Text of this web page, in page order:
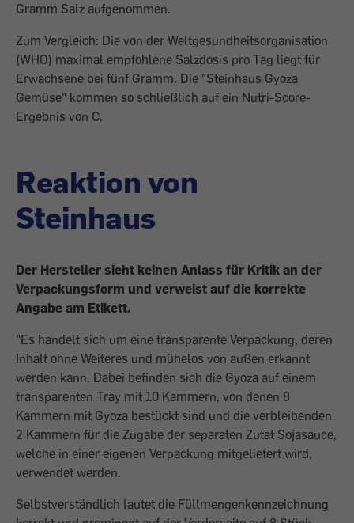
Gramm Salz aufgenommen.
Zum Vergleich: Die von der Weltgesundheitsorganisation
(WHO) maximal empfohlene Salzdosis pro Tag liegt für
Erwachsene bei fünf Gramm. Die "Steinhaus Gyoza
Gemüse" kommen so schließlich auf ein Nutri-Score-
Ergebnis von C.
Reaktion von
Steinhaus
Der Hersteller sieht keinen Anlass für Kritik an der
Verpackungsform und verweist auf die korrekte
Angabe am Etikett.
"Es handelt sich um eine transparente Verpackung, deren
Inhalt ohne Weiteres und mühelos von außen erkannt
werden kann. Dabei befinden sich die Gyoza auf einem
transparenten Tray mit 10 Kammern, von denen 8
Kammern mit Gyoza bestückt sind und die verbleibenden
2 Kammern für die Zugabe der separaten Zutat Sojasauce,
welche in einer eigenen Verpackung mitgeliefert wird,
verwendet werden.
Selbstverständlich lautet die Füllmengenkennzeichnung